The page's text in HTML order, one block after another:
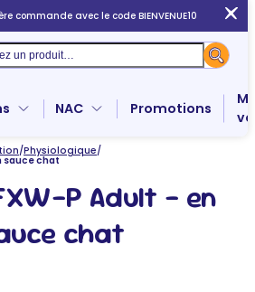
commande avec le code BIENVENUE10
NAC Promotions
/Physiologique/
sauce chat
P Adult – en
chat